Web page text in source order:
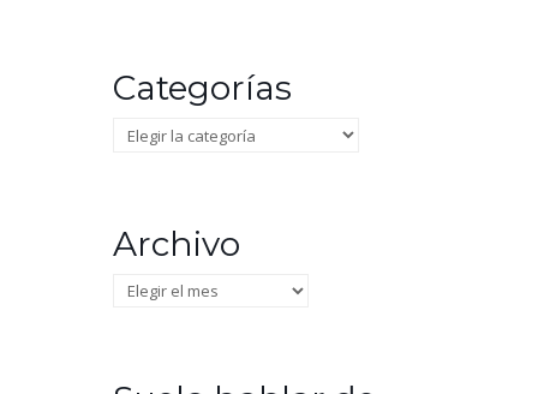
Categorías
Categorías
Archivo
Archivo